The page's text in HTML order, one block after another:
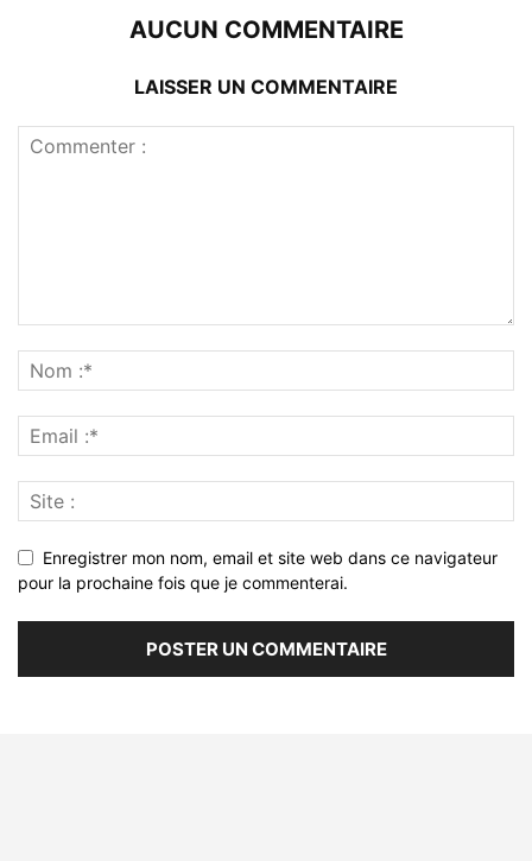
AUCUN COMMENTAIRE
LAISSER UN COMMENTAIRE
Enregistrer mon nom, email et site web dans ce navigateur
pour la prochaine fois que je commenterai.